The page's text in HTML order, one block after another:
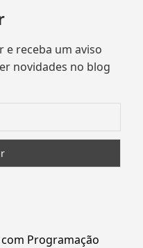
e receba um aviso
novidades no blog
Programação